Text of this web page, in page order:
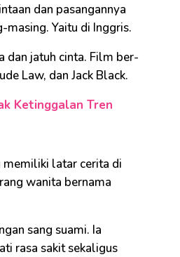
dan pasangannya
Yaitu di Inggris.
dan jatuh cinta. Film ber-
Law, dan Jack Black.
Ketinggalan Tren
memiliki latar cerita di
wanita bernama
sang suami. Ia
rasa sakit sekaligus